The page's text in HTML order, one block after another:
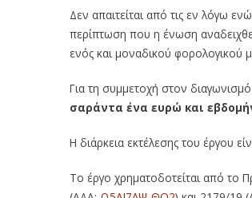
Δεν απαιτείται από τις εν λόγω
περίπτωση που η ένωση
ενός και μοναδικού φορολογικού
Για τη συμμετοχή στον
σαράντα ένα ευρώ και
Η διάρκεια εκτέλεσης του έργου
Το έργο χρηματοδοτείται από το